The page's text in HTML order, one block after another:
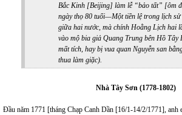
Bắc Kinh [Beijing] làm lễ “bảo tất” [ôm
ngày thọ 80 tuổi—Một tiền lệ trong lịch sử
giữa hai nước, mà chính Hoằng Lịch hai
vào mộ bia giả Quang Trung bên Hồ Tây
mất tích, hay bị vua quan Nguyễn san
thua làm giặc).
Nhà Tây Sơn (1778-1802)
Đầu năm 1771 [tháng Chạp Canh Dần [16/1-14/2/1771], anh